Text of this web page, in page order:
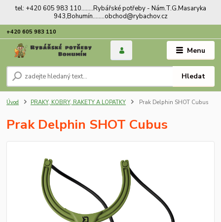
tel: +420 605 983 110........Rybářské potřeby - Nám.T.G.Masaryka
943,Bohumín........obchod@rybachov.cz
Menu
Hledat
+420 605 983 110
Úvod PRAKY, KOBRY, RAKETY A LOPATKY Prak Delphin SHOT Cubus
Prak Delphin SHOT Cubus